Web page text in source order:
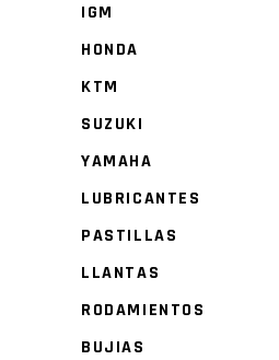
IGM
HONDA
KTM
SUZUKI
YAMAHA
LUBRICANTES
PASTILLAS
LLANTAS
RODAMIENTOS
BUJIAS